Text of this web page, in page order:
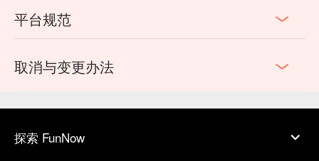
平台规范
取消与变更办法
探索 FunNow